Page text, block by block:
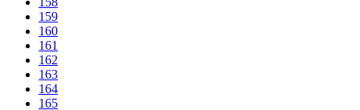
159
160
161
162
163
164
165